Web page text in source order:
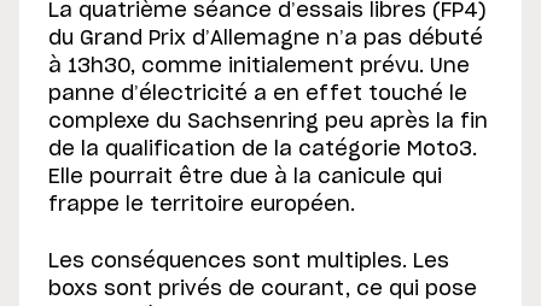
La quatrième séance d’essais libres (FP4)
du Grand Prix d’Allemagne n’a pas débuté
à 13h30, comme initialement prévu. Une
panne d’électricité a en effet touché le
complexe du Sachsenring peu après la fin
de la qualification de la catégorie Moto3.
Elle pourrait être due à la canicule qui
frappe le territoire européen.
Les conséquences sont multiples. Les
boxs sont privés de courant, ce qui pose